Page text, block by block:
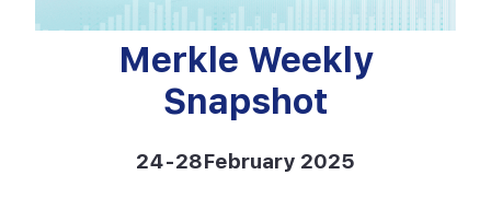
Merkle Weekly
Snapshot
24-28February 2025